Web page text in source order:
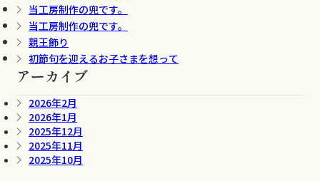
当工房制作の兜です。
当工房制作の兜です。
親王飾り
初節句を迎えるお子さまを想って
アーカイブ
2026年2月
2026年1月
2025年12月
2025年11月
2025年10月